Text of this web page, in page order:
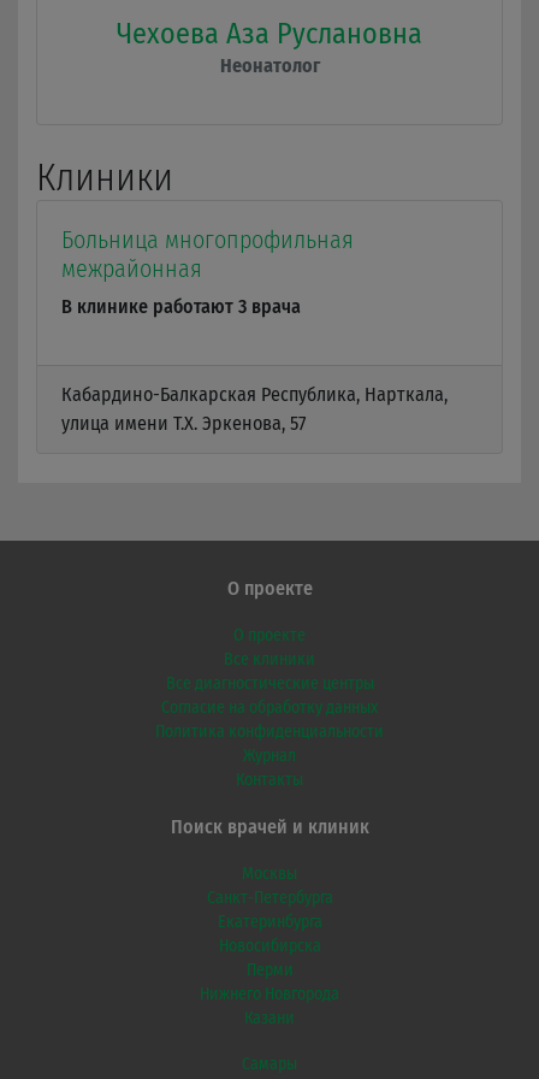
Чехоева Аза Руслановна
Неонатолог
Клиники
Больница многопрофильная
межрайонная
В клинике работают 3 врача
Кабардино-Балкарская Республика, Нарткала,
улица имени Т.Х. Эркенова, 57
О проекте
О проекте
Все клиники
Все диагностические центры
Согласие на обработку данных
Политика конфиденциальности
Журнал
Контакты
Поиск врачей и клиник
Москвы
Санкт-Петербурга
Екатеринбурга
Новосибирска
Перми
Нижнего Новгорода
Казани
Самары